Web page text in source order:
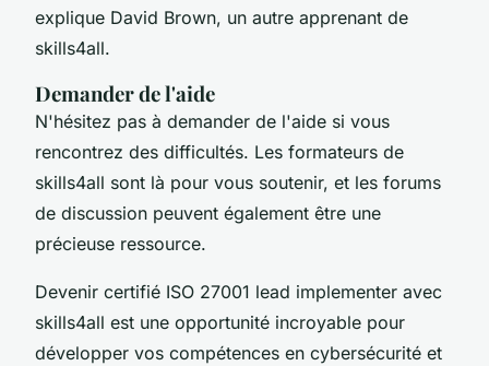
explique David Brown, un autre apprenant de
skills4all.
Demander de l'aide
N'hésitez pas à demander de l'aide si vous
rencontrez des difficultés. Les formateurs de
skills4all sont là pour vous soutenir, et les forums
de discussion peuvent également être une
précieuse ressource.
Devenir certifié ISO 27001 lead implementer avec
skills4all est une opportunité incroyable pour
développer vos compétences en cybersécurité et